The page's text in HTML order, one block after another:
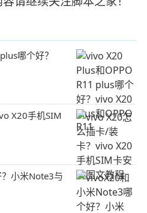
哪个好？
X20手机SIM
小米Note3与